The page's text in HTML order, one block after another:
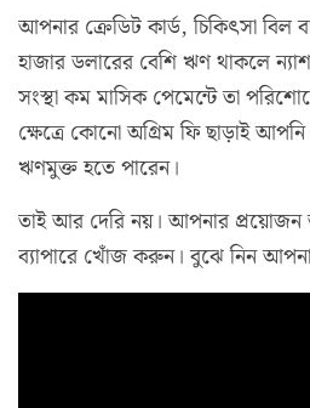
আপনার ক্রেডিট কার্ড, চিকিৎসা বিল
হাজার ডলারের বেশি ঋণ থাকলে
সংস্থা কম মাসিক পেমেন্টে তা
ক্ষেত্রে কোনো অগ্রিম ফি ছাড়াই
ঋণমুক্ত হতে পারেন।
তাই আর দেরি নয়। আপনার প্রয়োজন
ব্যাপারে খোঁজ করুন। বুঝে নিন